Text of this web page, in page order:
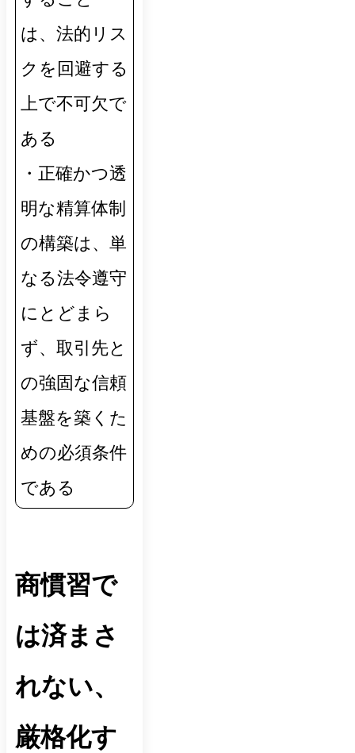
は、法的リス
クを回避する
上で不可欠で
ある
・正確かつ透
明な精算体制
の構築は、単
なる法令遵守
にとどまら
ず、取引先と
の強固な信頼
基盤を築くた
めの必須条件
である
商慣習で
は済まさ
れない、
厳格化す